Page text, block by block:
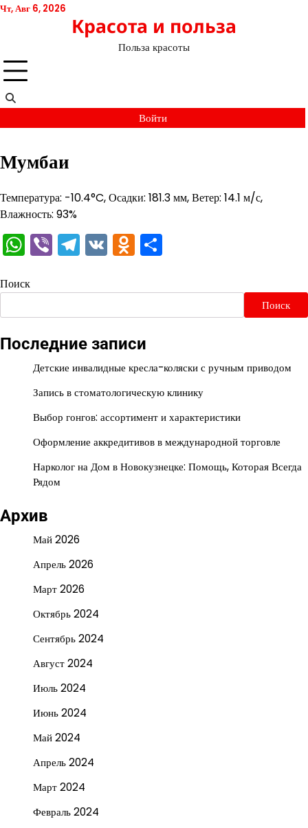
Перейти
Чт, Авг 6, 2026
Красота и польза
Польза красоты
Войти
Мумбаи
Температура: -10.4°C, Осадки: 181.3 мм, Ветер: 14.1 м/с,
Влажность: 93%
WhatsApp
ViberTelegram
VKOdnoklassniki
Поиск
Поиск
Последние записи
Детские инвалидные кресла-коляски с ручным приводом
Запись в стоматологическую клинику
Выбор гонгов: ассортимент и характеристики
Оформление аккредитивов в международной торговле
Нарколог на Дом в Новокузнецке: Помощь, Которая Всегда
Рядом
Архив
Май 2026
Апрель 2026
Март 2026
Октябрь 2024
Сентябрь 2024
Август 2024
Июль 2024
Июнь 2024
Май 2024
Апрель 2024
Март 2024
Февраль 2024